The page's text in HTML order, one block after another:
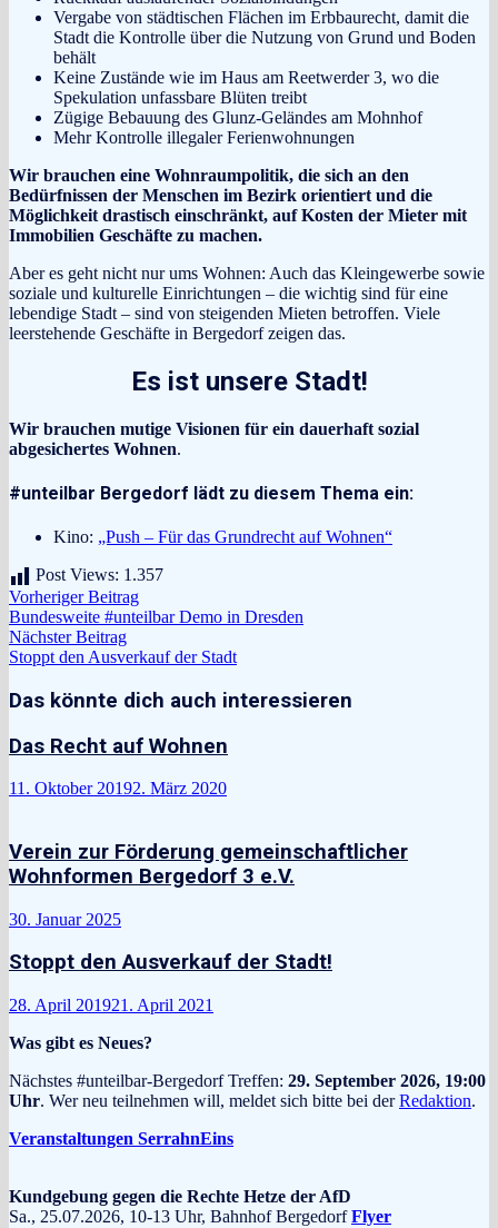
Vergabe von städtischen Flächen im Erbbaurecht, damit die
Stadt die Kontrolle über die Nutzung von Grund und Boden
behält
Keine Zustände wie im Haus am Reetwerder 3, wo die
Spekulation unfassbare Blüten treibt
Zügige Bebauung des Glunz-Geländes am Mohnhof
Mehr Kontrolle illegaler Ferienwohnungen
Wir brauchen eine Wohnraumpolitik, die sich an den
Bedürfnissen der Menschen im Bezirk orientiert und die
Möglichkeit drastisch einschränkt, auf Kosten der Mieter mit
Immobilien Geschäfte zu machen.
Aber es geht nicht nur ums Wohnen: Auch das Kleingewerbe sowie
soziale und kulturelle Einrichtungen – die wichtig sind für eine
lebendige Stadt – sind von steigenden Mieten betroffen. Viele
leerstehende Geschäfte in Bergedorf zeigen das.
Es ist unsere Stadt!
Wir brauchen mutige Visionen für ein dauerhaft sozial
abgesichertes Wohnen.
#unteilbar Bergedorf lädt zu diesem Thema ein:
Kino: „Push – Für das Grundrecht auf Wohnen“
Post Views: 1.357
Beitragsnavigation
Vorheriger BeitragVorheriger
Beitrag:
Bundesweite #unteilbar Demo in Dresden
Nächster BeitragNächster
Beitrag:
Stoppt den Ausverkauf der Stadt
Das könnte dich auch interessieren
Das Recht auf Wohnen
11. Oktober 20192. März 2020
Verein zur Förderung gemeinschaftlicher
Wohnformen Bergedorf 3 e.V.
30. Januar 2025
Stoppt den Ausverkauf der Stadt!
28. April 201921. April 2021
Was gibt es Neues?
Nächstes #unteilbar-Bergedorf Treffen: 29. September 2026, 19:00
Uhr. Wer neu teilnehmen will, meldet sich bitte bei derRedaktion.
Veranstaltungen SerrahnEins
Kundgebung gegen die Rechte Hetze der AfD
Sa., 25.07.2026, 10-13 Uhr, Bahnhof BergedorfFlyer